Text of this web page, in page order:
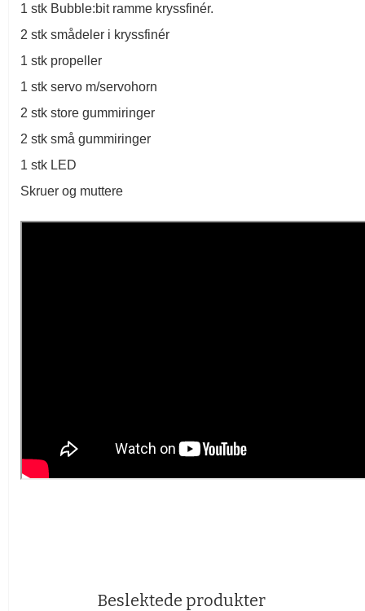
1 stk Bubble:bit ramme kryssfinér.
2 stk smådeler i kryssfinér
1 stk propeller
1 stk servo m/servohorn
2 stk store gummiringer
2 stk små gummiringer
1 stk LED
Skruer og muttere
Beslektede produkter